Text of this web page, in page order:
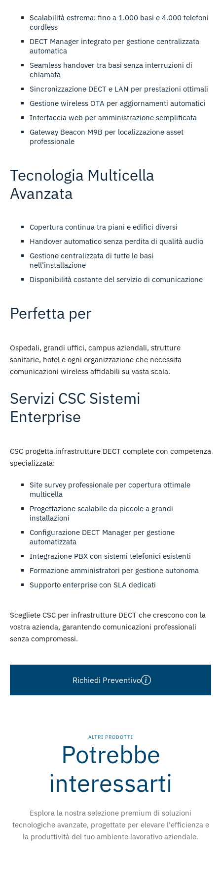
Scalabilità estrema: fino a 1.000 basi e 4.000 telefoni
cordless
DECT Manager integrato per gestione centralizzata
automatica
Seamless handover tra basi senza interruzioni di
chiamata
Sincronizzazione DECT e LAN per prestazioni ottimali
Gestione wireless OTA per aggiornamenti automatici
Interfaccia web per amministrazione semplificata
Gateway Beacon M9B per localizzazione asset
professionale
Tecnologia Multicella
Avanzata
Copertura continua tra piani e edifici diversi
Handover automatico senza perdita di qualità audio
Gestione centralizzata di tutte le basi
nell’installazione
Disponibilità costante del servizio di comunicazione
Perfetta per
Ospedali, grandi uffici, campus aziendali, strutture
sanitarie, hotel e ogni organizzazione che necessita
comunicazioni wireless affidabili su vasta scala.
Servizi CSC Sistemi
Enterprise
CSC progetta infrastrutture DECT complete con competenza
specializzata:
Site survey professionale per copertura ottimale
multicella
Progettazione scalabile da piccole a grandi
installazioni
Configurazione DECT Manager per gestione
automatizzata
Integrazione PBX con sistemi telefonici esistenti
Formazione amministratori per gestione autonoma
Supporto enterprise con SLA dedicati
Scegliete CSC per infrastrutture DECT che crescono con la
vostra azienda, garantendo comunicazioni professionali
senza compromessi.
Richiedi Preventivo
ALTRI PRODOTTI
Potrebbe
interessarti
Esplora la nostra selezione premium di soluzioni
tecnologiche avanzate, progettate per elevare l'efficienza e
la produttività del tuo ambiente lavorativo aziendale.